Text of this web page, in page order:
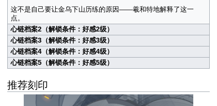
这不是自己要让金乌下山历练的原因——羲和特地解释了这一
点。
心链档案2（解锁条件：好感2级）
心链档案3（解锁条件：好感3级）
心链档案4（解锁条件：好感4级）
心链档案5（解锁条件：好感5级）
推荐刻印